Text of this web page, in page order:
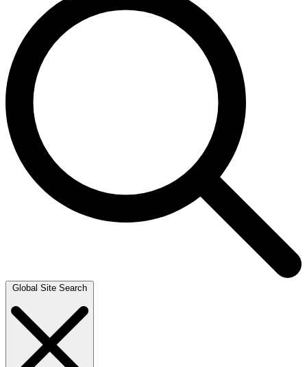
Global Site Search